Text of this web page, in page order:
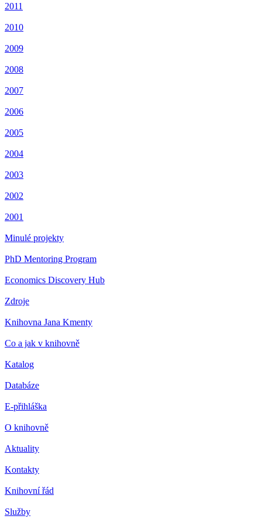
2011
2010
2009
2008
2007
2006
2005
2004
2003
2002
2001
Minulé projekty
PhD Mentoring Program
Economics Discovery Hub
Zdroje
Knihovna Jana Kmenty
Co a jak v knihovně
Katalog
Databáze
E-přihláška
O knihovně
Aktuality
Kontakty
Knihovní řád
Služby